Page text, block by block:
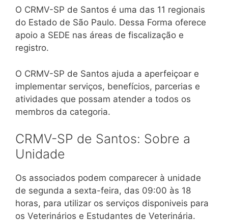
O CRMV-SP de Santos é uma das 11 regionais
do Estado de São Paulo. Dessa Forma oferece
apoio a SEDE nas áreas de fiscalização e
registro.
O CRMV-SP de Santos ajuda a aperfeiçoar e
implementar serviços, benefícios, parcerias e
atividades que possam atender a todos os
membros da categoria.
CRMV-SP de Santos: Sobre a
Unidade
Os associados podem comparecer à unidade
de segunda a sexta-feira, das 09:00 às 18
horas, para utilizar os serviços disponiveis para
os Veterinários e Estudantes de Veterinária.